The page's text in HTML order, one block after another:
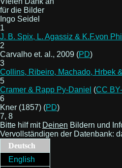
für die Bilder
Ingo Seidel
1
J. B. Spix, L. Agassiz & K.F.von
2
Carvalho et. al., 2009 (PD)
3
Collins, Ribeiro, Machado, Hrbek
5
Cramer & Rapp Py-Daniel (CC
6
Kner (1857) (PD)
7, 8
Bitte hilf mit Deinen Bildern und
Vervollständigen der Datenbank:
Deutsch
English